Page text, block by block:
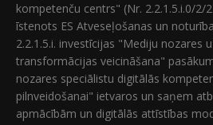
kompetenču centrs" (Nr. 2.2.1.5.i.0/2/
īstenots ES Atveseļošanas un
2.2.1.5.i. investīcijas "Mediju nozares
transformācijas veicināšana"
nozares speciālistu digitālās
pilnveidošanai" ietvaros un saņem
apmācībām un digitālās attīstības